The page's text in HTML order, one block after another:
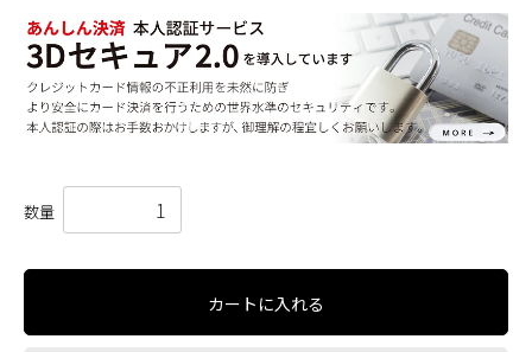
数量
カートに入れる